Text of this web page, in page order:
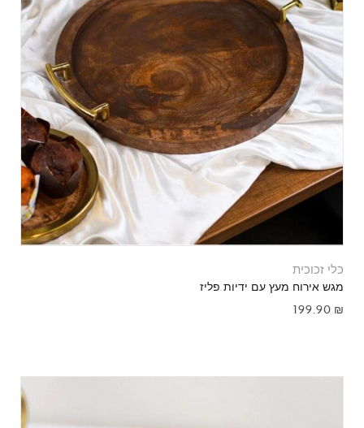
כלי זכוכית
מגש אירוח מעץ עם ידיות פליז
199.90 ₪